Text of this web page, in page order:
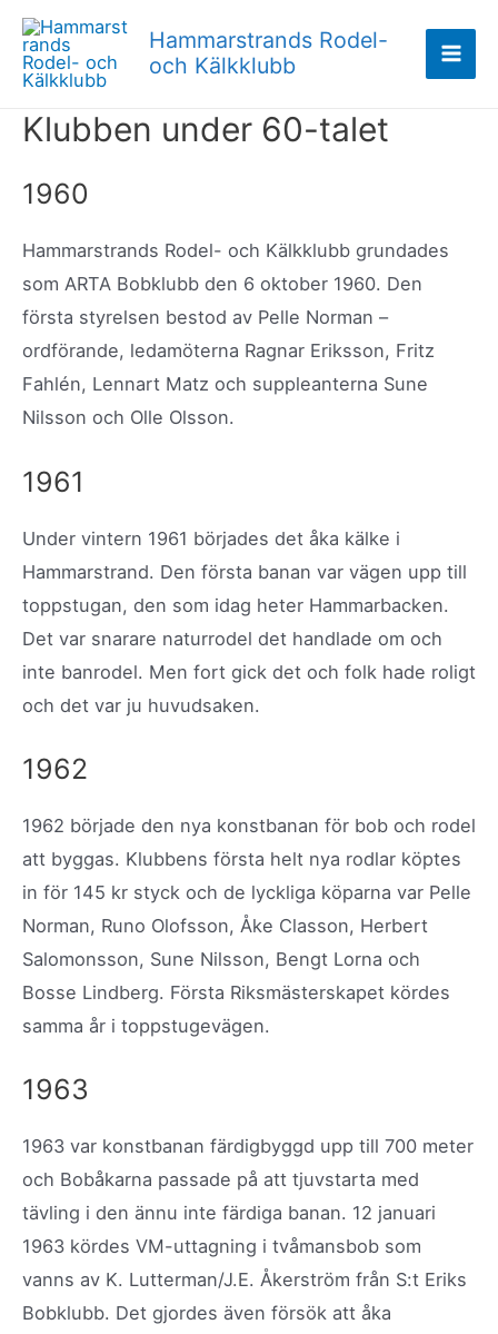
Hoppa
innehåll
Hammarstrands Rodel-
och Kälkklubb
Klubben under 60-talet
1960
Hammarstrands Rodel- och Kälkklubb grundades
som ARTA Bobklubb den 6 oktober 1960. Den
första styrelsen bestod av Pelle Norman –
ordförande, ledamöterna Ragnar Eriksson, Fritz
Fahlén, Lennart Matz och suppleanterna Sune
Nilsson och Olle Olsson.
1961
Under vintern 1961 börjades det åka kälke i
Hammarstrand. Den första banan var vägen upp till
toppstugan, den som idag heter Hammarbacken.
Det var snarare naturrodel det handlade om och
inte banrodel. Men fort gick det och folk hade roligt
och det var ju huvudsaken.
1962
1962 började den nya konstbanan för bob och rodel
att byggas. Klubbens första helt nya rodlar köptes
in för 145 kr styck och de lyckliga köparna var Pelle
Norman, Runo Olofsson, Åke Classon, Herbert
Salomonsson, Sune Nilsson, Bengt Lorna och
Bosse Lindberg. Första Riksmästerskapet kördes
samma år i toppstugevägen.
1963
1963 var konstbanan färdigbyggd upp till 700 meter
och Bobåkarna passade på att tjuvstarta med
tävling i den ännu inte färdiga banan. 12 januari
1963 kördes VM-uttagning i tvåmansbob som
vanns av K. Lutterman/J.E. Åkerström från S:t Eriks
Bobklubb. Det gjordes även försök att åka